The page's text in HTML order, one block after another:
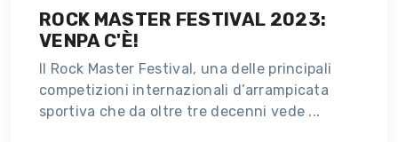
ROCK MASTER FESTIVAL 2023:
VENPA C'È!
Il Rock Master Festival, una delle principali
competizioni internazionali d’arrampicata
sportiva che da oltre tre decenni vede ...